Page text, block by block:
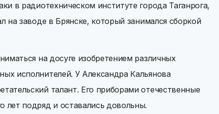
в радиотехническом институте города Таганрога,
на заводе в Брянске, который занимался сборкой
на досуге изобретением различных
исполнителей. У Александра Кальянова
талант. Его приборами отечественные
лет подряд и оставались довольны.